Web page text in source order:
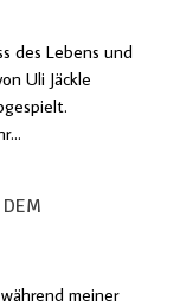
des Lebens und
Uli Jäckle
meiner